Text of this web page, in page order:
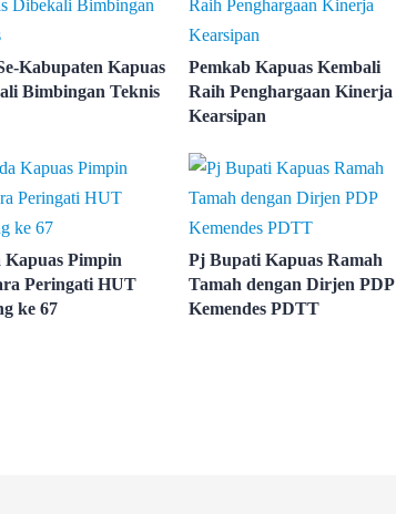
Kabupaten Kapuas
Bimbingan Teknis
Pemkab Kapuas Kembali
Raih Penghargaan Kinerja
Kearsipan
Kapuas Pimpin
Peringati HUT
ke 67
Pj Bupati Kapuas Ramah
Tamah dengan Dirjen PDP
Kemendes PDTT